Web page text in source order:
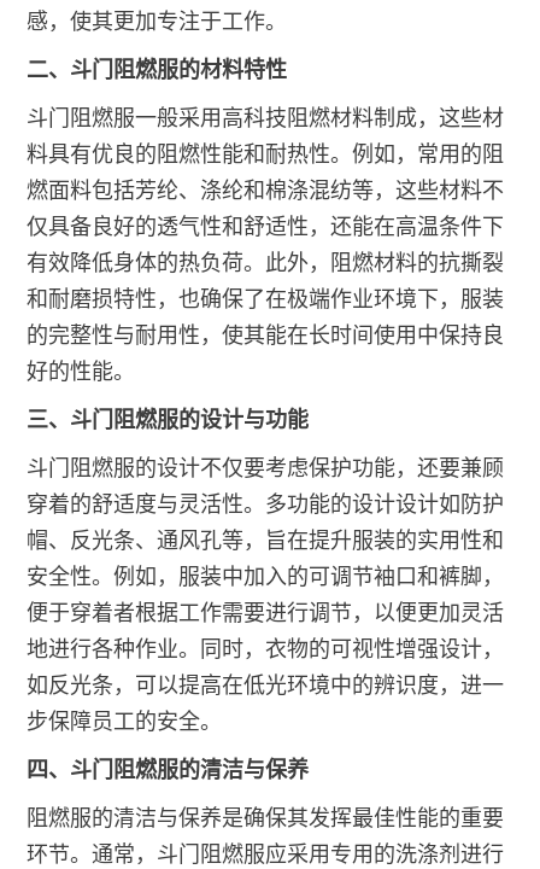
感，使其更加专注于工作。
二、斗门阻燃服的材料特性
斗门阻燃服一般采用高科技阻燃材料制成，这些材
料具有优良的阻燃性能和耐热性。例如，常用的阻
燃面料包括芳纶、涤纶和棉涤混纺等，这些材料不
仅具备良好的透气性和舒适性，还能在高温条件下
有效降低身体的热负荷。此外，阻燃材料的抗撕裂
和耐磨损特性，也确保了在极端作业环境下，服装
的完整性与耐用性，使其能在长时间使用中保持良
好的性能。
三、斗门阻燃服的设计与功能
斗门阻燃服的设计不仅要考虑保护功能，还要兼顾
穿着的舒适度与灵活性。多功能的设计设计如防护
帽、反光条、通风孔等，旨在提升服装的实用性和
安全性。例如，服装中加入的可调节袖口和裤脚，
便于穿着者根据工作需要进行调节，以便更加灵活
地进行各种作业。同时，衣物的可视性增强设计，
如反光条，可以提高在低光环境中的辨识度，进一
步保障员工的安全。
四、斗门阻燃服的清洁与保养
阻燃服的清洁与保养是确保其发挥最佳性能的重要
环节。通常，斗门阻燃服应采用专用的洗涤剂进行